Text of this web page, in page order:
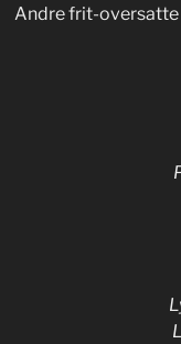
Andre frit-